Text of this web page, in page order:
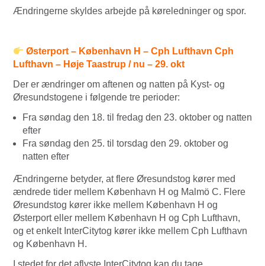
Ændringerne skyldes arbejde på køreledninger og spor.
Østerport – København H – Cph Lufthavn Cph
Lufthavn – Høje Taastrup / nu – 29. okt
Der er ændringer om aftenen og natten på Kyst- og
Øresundstogene i følgende tre perioder:
Fra søndag den 18. til fredag den 23. oktober og natten
efter
Fra søndag den 25. til torsdag den 29. oktober og
natten efter
Ændringerne betyder, at flere Øresundstog kører med
ændrede tider mellem København H og Malmö C. Flere
Øresundstog kører ikke mellem København H og
Østerport eller mellem København H og Cph Lufthavn,
og et enkelt InterCitytog kører ikke mellem Cph Lufthavn
og København H.